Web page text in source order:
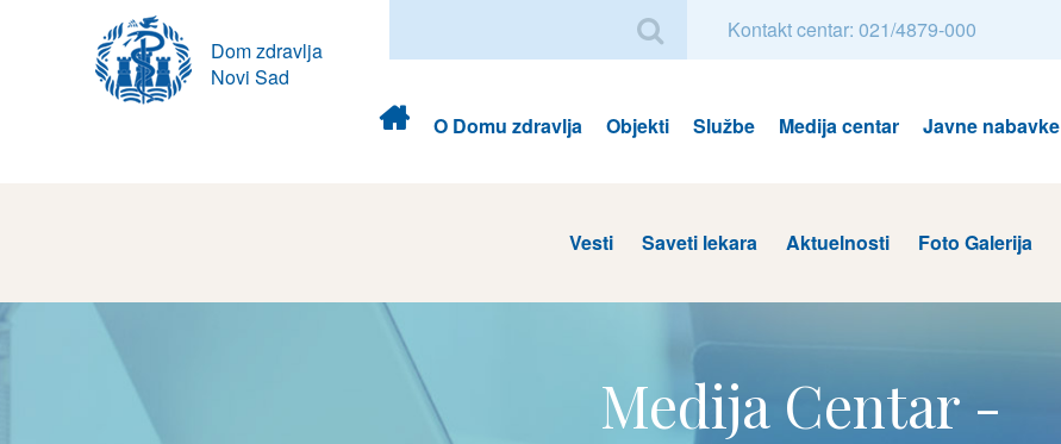
Dom zdravlja
Novi Sad
Kontakt centar: 021/4879-000
Dom
zdravlja
O Domu zdravlja Objekti Službe Medija centar Javne nabavke
Vesti Saveti lekara Aktuelnosti Foto Galerija
Medija Centar -